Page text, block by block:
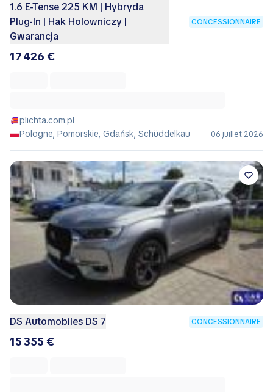
1.6 E-Tense 225 KM | Hybryda
Plug-In | Hak Holowniczy |
Gwarancja
CONCESSIONNAIRE
17 426 €
plichta.com.pl
Pologne, Pomorskie, Gdańsk, Schüddelkau
06 juillet 2026
DS Automobiles DS 7 CONCESSIONNAIRE
15 355 €